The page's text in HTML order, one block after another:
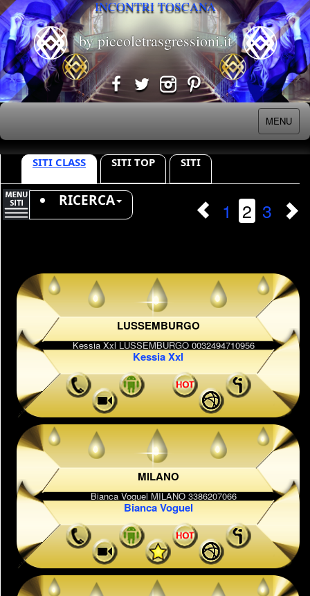
INCONTRI TOSCANA
by piccoletrasgressioni.it
MENU
SITI CLASS SITI TOP SITI
RICERCA 1 2 3
LUSSEMBURGO
Kessia Xxl
MILANO
Bianca Voguel